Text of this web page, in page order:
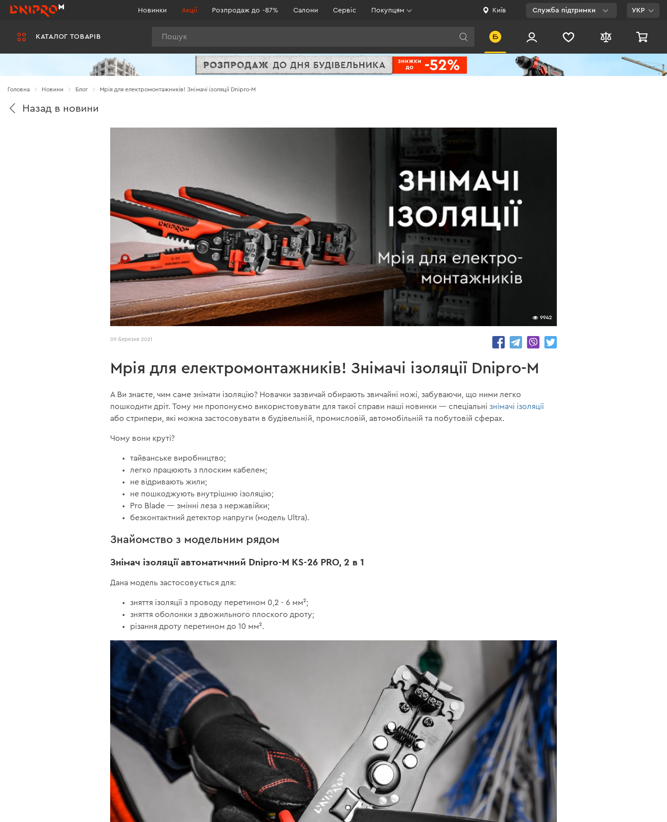
КАТАЛОГ ТОВАРІВ
Новинки Акції Розпродаж до -87% Салони Сервіс Покупцям Київ Служба підтримки
Viber
УКР
Головна Новини Блог Мрія для електромонтажників! Знімачі ізоляції Dnipro-M
Назад в новини
9942
09 березня 2021
Мрія для електромонтажників! Знімачі ізоляції Dnipro-M
А Ви знаєте, чим саме знімати ізоляцію? Новачки зазвичай обирають звичайні ножі, забуваючи, що ними легко
пошкодити дріт. Тому ми пропонуємо використовувати для такої справи наші новинки — спеціальні знімачі ізоляції
або стрипери, які можна застосовувати в будівельній, промисловій, автомобільній та побутовій сферах.
Чому вони круті?
тайванське виробництво;
легко працюють з плоским кабелем;
не відривають жили;
не пошкоджують внутрішню ізоляцію;
Pro Blade — змінні леза з нержавійки;
безконтактний детектор напруги (модель Ultra).
Знайомство з модельним рядом
Знімач ізоляції автоматичний Dnipro-M KS-26 PRO, 2 в 1
Дана модель застосовується для:
зняття ізоляції з проводу перетином 0,2 - 6 мм²;
зняття оболонки з двожильного плоского дроту;
різання дроту перетином до 10 мм².